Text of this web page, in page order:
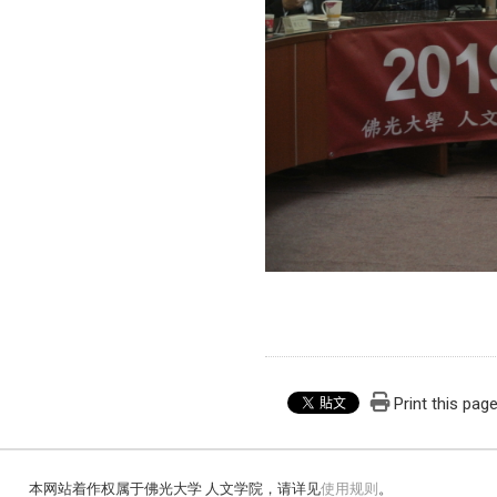
Print this page
本网站着作权属于佛光大学 人文学院，请详见使用规则 。